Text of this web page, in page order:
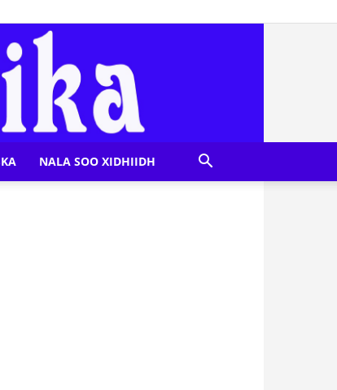
NALA SOO XIDHIIDH